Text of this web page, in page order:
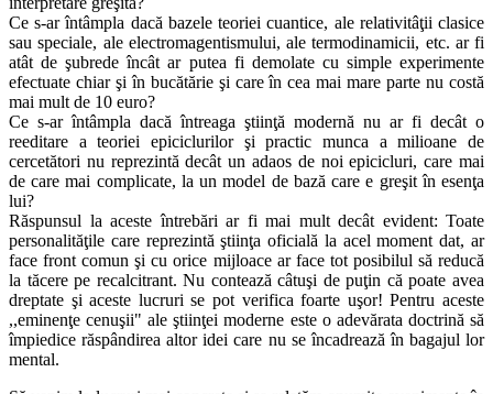
Ce s-ar întâmpla dacă bazele teoriei cuantice, ale relativitâţii clasice
sau speciale, ale electromagentismului, ale termodinamicii, etc. ar fi
atât de şubrede încât ar putea fi demolate cu simple experimente
efectuate chiar şi în bucătărie şi care în cea mai mare parte nu costă
mai mult de 10 euro?
Ce s-ar întâmpla dacă întreaga ştiinţă modernă nu ar fi decât o
reeditare a teoriei epiciclurilor şi practic munca a milioane de
cercetători nu reprezintă decât un adaos de noi epicicluri, care mai
de care mai complicate, la un model de bază care e greşit în esenţa
lui?
Răspunsul la aceste întrebări ar fi mai mult decât evident: Toate
personalităţile care reprezintă ştiinţa oficială la acel moment dat, ar
face front comun şi cu orice mijloace ar face tot posibilul să reducă
la tăcere pe recalcitrant. Nu contează câtuşi de puţin că poate avea
dreptate şi aceste lucruri se pot verifica foarte uşor! Pentru aceste
,,eminenţe cenuşii" ale ştiinţei moderne este o adevărata doctrină să
împiedice răspândirea altor idei care nu se încadrează în bagajul lor
mental.